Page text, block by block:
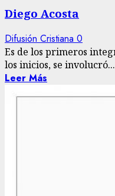
Diego Acosta
Difusión Cristiana 0
Es de los primeros
los inicios, se involucró...
Leer Más